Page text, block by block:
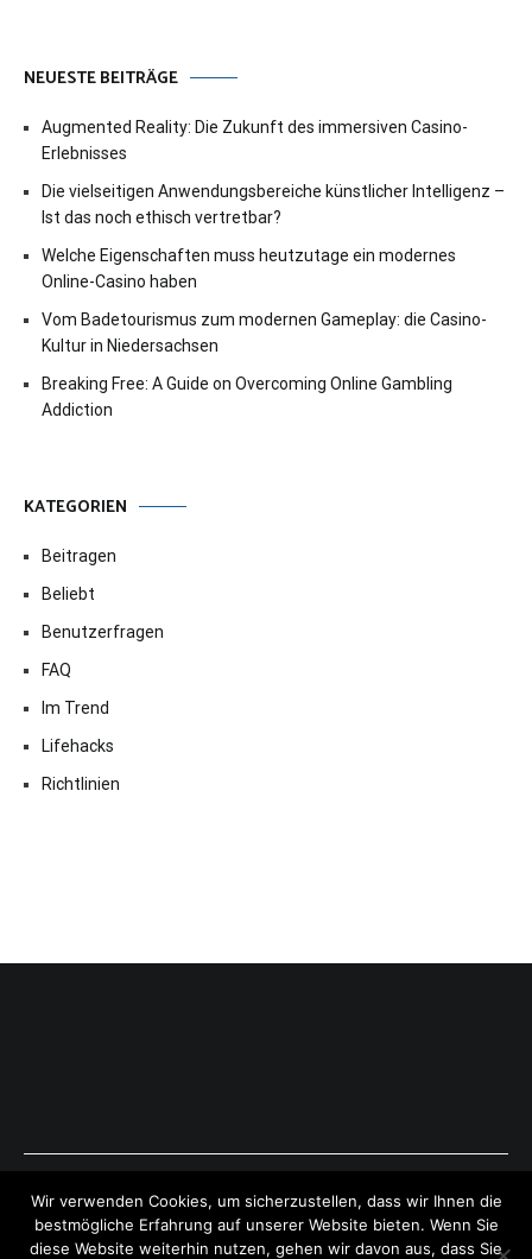
NEUESTE BEITRÄGE
Augmented Reality: Die Zukunft des immersiven Casino-
Erlebnisses
Die vielseitigen Anwendungsbereiche künstlicher Intelligenz –
Ist das noch ethisch vertretbar?
Welche Eigenschaften muss heutzutage ein modernes
Online-Casino haben
Vom Badetourismus zum modernen Gameplay: die Casino-
Kultur in Niedersachsen
Breaking Free: A Guide on Overcoming Online Gambling
Addiction
KATEGORIEN
Beitragen
Beliebt
Benutzerfragen
FAQ
Im Trend
Lifehacks
Richtlinien
Copyright © 2026ExpressAntworten.com . All rights reserved.
Theme:Cenote by ThemeGrill. Powered byWordPress .
Wir verwenden Cookies, um sicherzustellen, dass wir Ihnen die
bestmögliche Erfahrung auf unserer Website bieten. Wenn Sie
diese Website weiterhin nutzen, gehen wir davon aus, dass Sie